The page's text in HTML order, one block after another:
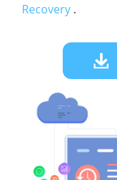
Recovery .